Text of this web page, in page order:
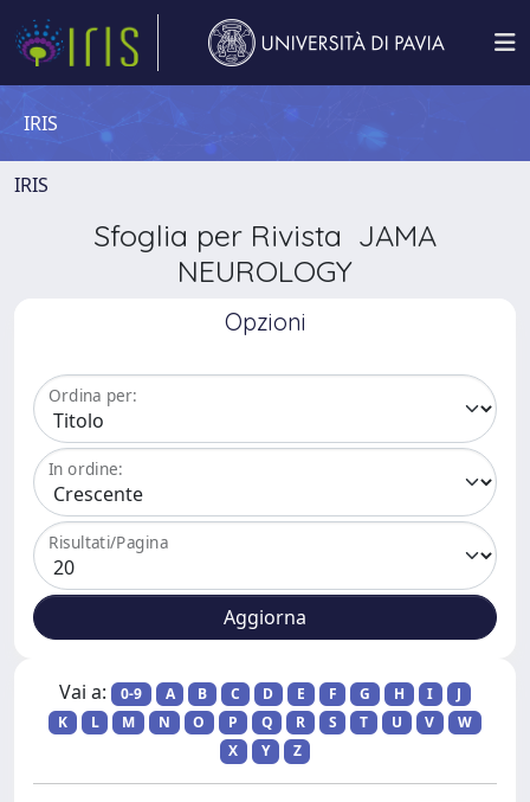
IRIS
IRIS
Sfoglia per Rivista JAMA
NEUROLOGY
Opzioni
Ordina per:
In ordine:
Risultati/Pagina
Vai a: 0-9 A B C D E F G H I
J
K
L M N O P Q R S T U V
W
X
Y Z